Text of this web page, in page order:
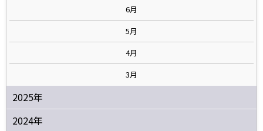
6月
5月
4月
3月
2025年
2024年